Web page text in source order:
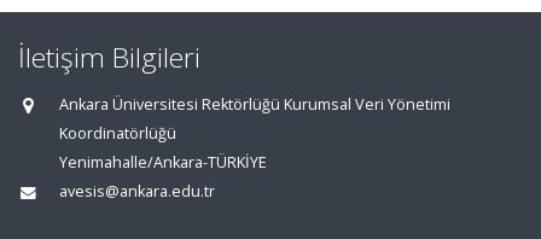
İletişim Bilgileri
Ankara Üniversitesi Rektörlüğü Kurumsal Veri Yönetimi
Koordinatörlüğü
Yenimahalle/Ankara-TÜRKİYE
avesis@ankara.edu.tr